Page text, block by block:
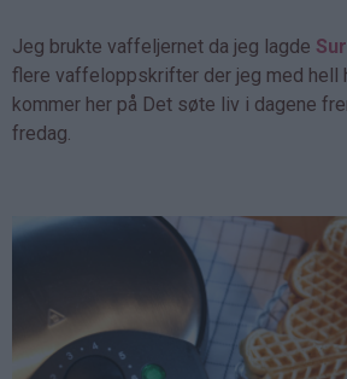
Jeg brukte vaffeljernet da jeg lagde
flere vaffeloppskrifter der jeg med hell
kommer her på Det søte liv i dagene
fredag.